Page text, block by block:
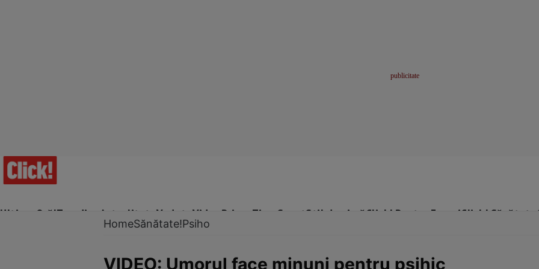
Ultima Oră!Trending Actualitate Vedete Video Prime Time SportStil de viațăClick! Pentru FemeiClick! Sănătate
HomeSănătate!Psiho
VIDEO: Umorul face minuni pentru psihic